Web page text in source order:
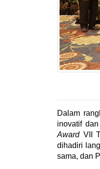
Dalam
inovatif
Award VII
dihadiri
sama, dan